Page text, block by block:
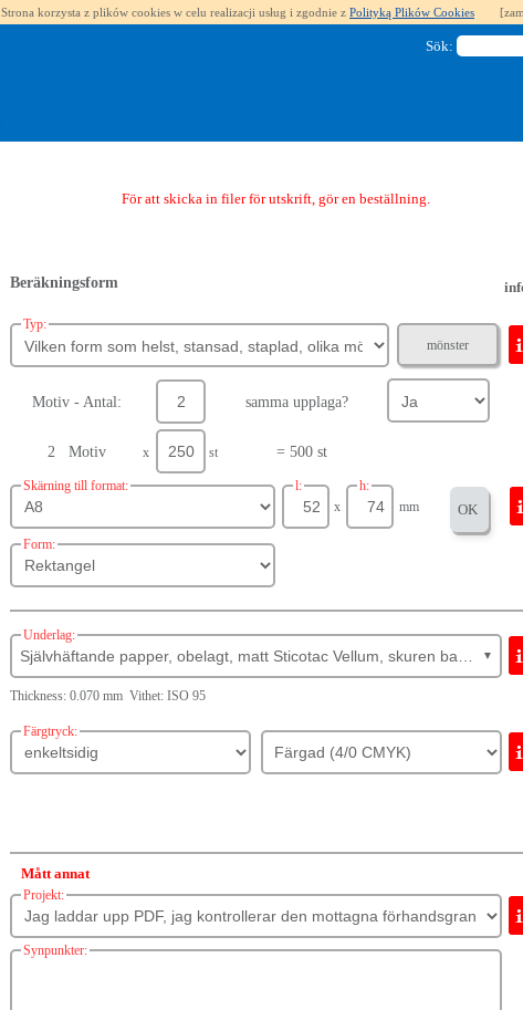
Strona korzysta z plików cookies w celu realizacji usług i zgodnie z Polityką Plików Cookies
Sök:
För att skicka in filer för utskrift, gör en beställning.
Beräkningsform
Typ:
mönster
Motiv - Antal: samma upplaga?
2 Motiv x st = 500 st
Skärning till format:
l:
x
h:
mm
OK
Form:
Underlag:
▼
Thickness: 0.070 mm Vithet: ISO 95
Färgtryck:
Mått annat
Projekt:
Synpunkter: